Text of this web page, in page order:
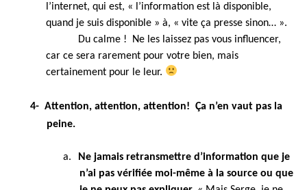
l’internet, qui est, « l’information est là disponible,
quand je suis disponible » à, « vite ça presse sinon… ».
Du calme ! Ne les laissez pas vous influencer,
car ce sera rarement pour votre bien, mais
certainement pour le leur.
4- Attention, attention, attention! Ça n’en vaut pas la
peine.
a.
Ne jamais retransmettre d’information que je
n’ai pas vérifiée moi-même à la source ou que